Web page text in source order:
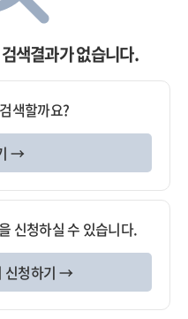
색결과가 없습니다.
색할까요?
→
신청하실 수 있습니다.
신청하기 →